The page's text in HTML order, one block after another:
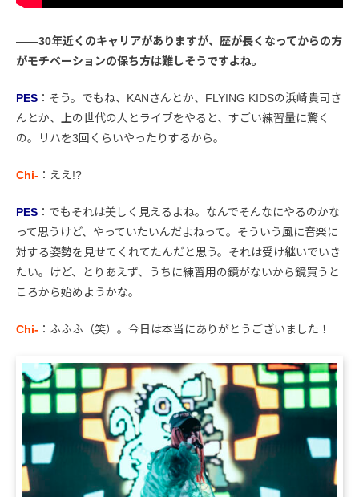
――30年近くのキャリアがありますが、歴が長くなってからの方
がモチベーションの保ち方は難しそうですよね。
PES ：そう。でもね、KANさんとか、FLYING KIDSの浜崎貴司さ
んとか、上の世代の人とライブをやると、すごい練習量に驚く
の。リハを3回くらいやったりするから。
Chi- ：ええ!?
PES ：でもそれは美しく見えるよね。なんでそんなにやるのかな
って思うけど、やっていたいんだよねって。そういう風に音楽に
対する姿勢を見せてくれてたんだと思う。それは受け継いでいき
たい。けど、とりあえず、うちに練習用の鏡がないから鏡買うと
ころから始めようかな。
Chi- ：ふふふ（笑）。今日は本当にありがとうございました！